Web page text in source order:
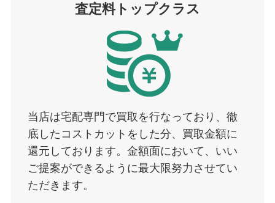
査定料トップクラス
当店は宅配専門で買取を行なっており、徹
底したコストカットをした分、買取金額に
還元しております。金額面において、いい
ご提案ができるように最大限努力させてい
ただきます。